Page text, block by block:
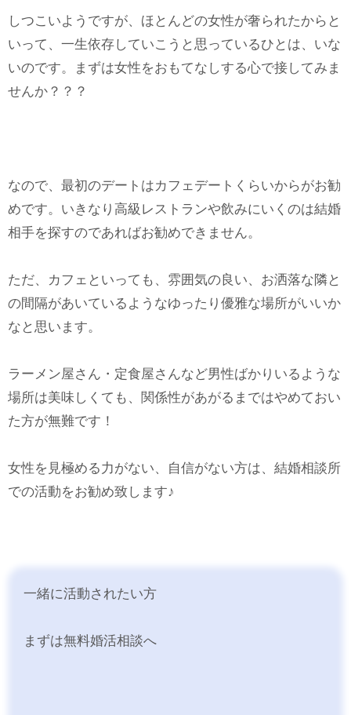
しつこいようですが、ほとんどの女性が奢られたからと
いって、一生依存していこうと思っているひとは、いな
いのです。まずは女性をおもてなしする心で接してみま
せんか？？？
なので、最初のデートはカフェデートくらいからがお勧
めです。いきなり高級レストランや飲みにいくのは結婚
相手を探すのであればお勧めできません。
ただ、カフェといっても、雰囲気の良い、お洒落な隣と
の間隔があいているようなゆったり優雅な場所がいいか
なと思います。
ラーメン屋さん・定食屋さんなど男性ばかりいるような
場所は美味しくても、関係性があがるまではやめておい
た方が無難です！
女性を見極める力がない、自信がない方は、結婚相談所
での活動をお勧め致します♪
一緒に活動されたい方
まずは無料婚活相談へ